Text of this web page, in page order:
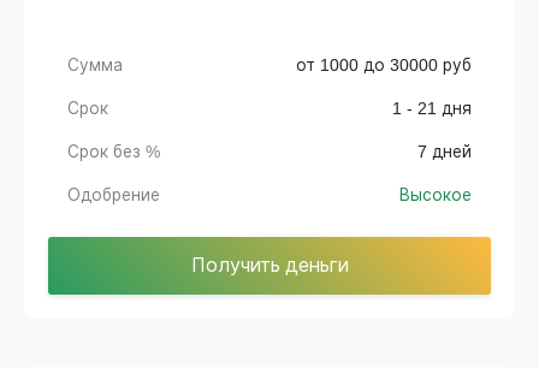
Сумма от 1000 до 30000 руб
Срок 1 - 21 дня
Срок без % 7 дней
Одобрение Высокое
Получить деньги